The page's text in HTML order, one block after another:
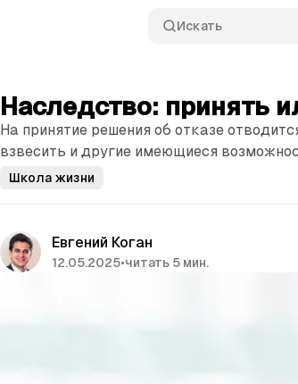
Искать
Наследство: принять
На принятие решения об отказе
взвесить и другие имеющиеся
Школа жизни
Евгений Коган
12.05.2025•читать 5 мин.